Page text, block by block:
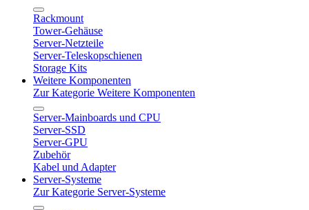
Rackmount
Tower-Gehäuse
Server-Netzteile
Server-Teleskopschienen
Storage Kits
Weitere Komponenten
Zur Kategorie Weitere Komponenten
Server-Mainboards und CPU
Server-SSD
Server-GPU
Zubehör
Kabel und Adapter
Server-Systeme
Zur Kategorie Server-Systeme